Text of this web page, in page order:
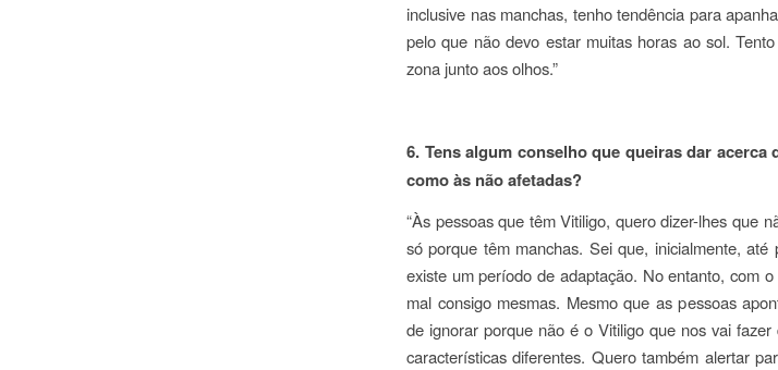
inclusive nas manchas, tenho tendência para
pelo que não devo estar muitas horas ao sol.
zona junto aos olhos.”
6. Tens algum conselho que queiras dar
como às não afetadas?
“Às pessoas que têm Vitiligo, quero dizer-lhes que
só porque têm manchas. Sei que, inicialmente,
existe um período de adaptação. No entanto, com
mal consigo mesmas. Mesmo que as pessoas
de ignorar porque não é o Vitiligo que nos vai fazer
características diferentes. Quero também alertar